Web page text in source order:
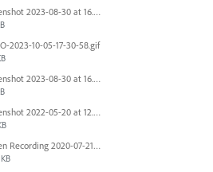
Screenshot 2023-08-30 at 16.35.07.png
2023-10-05-17-30-58.gif
Screenshot 2023-08-30 at 16.35.07.png
Screenshot 2022-05-20 at 12.27.24 PM.png
Screen Recording 2020-07-21 at 19.48.37.mov